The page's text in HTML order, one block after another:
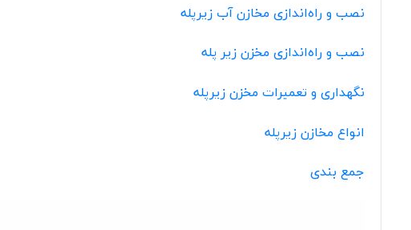
نصب و راه‌اندازی مخازن آب زیرپله
نصب و راه‌اندازی مخزن زیر پله
نگهداری و تعمیرات مخزن زیرپله
انواع مخازن زیرپله
جمع بندی